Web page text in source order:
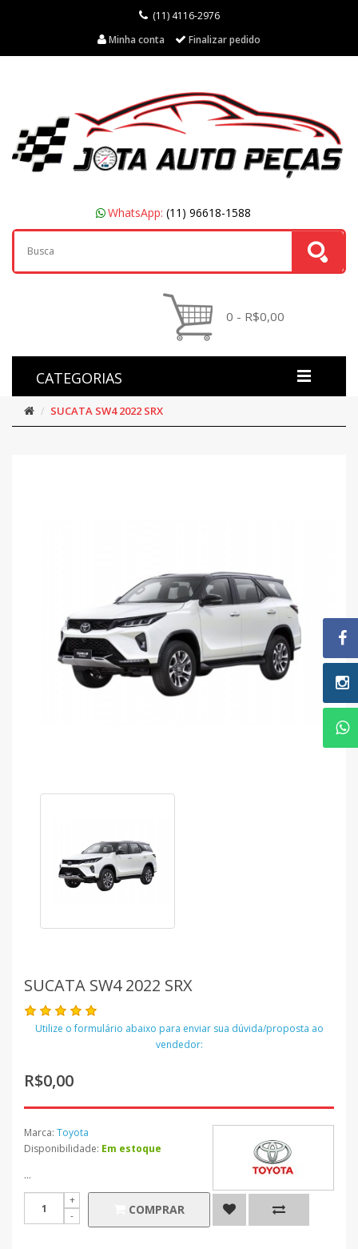
(11) 4116-2976
Minha conta
Finalizar pedido
WhatsApp: (11) 96618-1588
0 - R$0,00
CATEGORIAS
SUCATA SW4 2022 SRX
SUCATA SW4 2022 SRX
Utilize o formulário abaixo para enviar sua dúvida/proposta ao
vendedor:
R$0,00
Marca: Toyota
Disponibilidade: Em estoque
...
COMPRAR